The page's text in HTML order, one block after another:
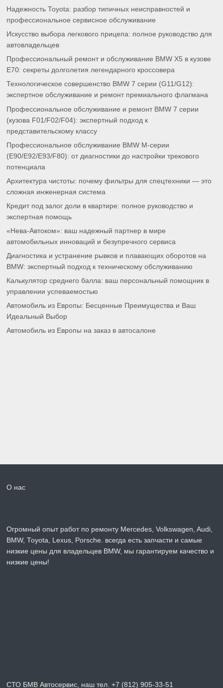
Надежность Toyota: разбор типичных неисправностей и
профессиональное сервисное обслуживание
Искусство выбора легкового прицепа: полное руководство для
автовладельцев
Профессиональный ремонт и обслуживание BMW X5 в кузове
E70: секреты долголетия легендарного кроссовера
Технологическое совершенство BMW 7 серии (G11/G12):
экспертное обслуживание и ремонт премиального флагмана
Профессиональное обслуживание и ремонт BMW 7 серии
(кузова F01/F02/F04): экспертный подход к
представительскому классу
Профессиональное обслуживание BMW M-серии
(E90/E92/E93/F80): от диагностики до настройки трекового
потенциала
Архитектура чистоты: почему фильтры для спецтехники — это
сложная инженерная система
Кредит под залог доли в квартире: полное руководство и
экспертная помощь
«Нева-Автоком»: ваш надежный партнер в мире
автомобильных инноваций и безупречного сервиса
Диагностика и устранение рывков и плавающих оборотов на
BMW: экспертный подход к техническому обслуживанию
Калькулятор среднего балла: ваш персональный помощник в
управлении успеваемостью
Автомобиль из Европы: Бесценные Преимущества и Ваш
Идеальный Выбор
Автомобиль из Европы на заказ в автосалоне
О нас
Огромный опыт работ по ремонту Mercedes, Volkswagen, Audi,
BMW, Toyota, Lexus, Porsche. всегда есть запчасти и самые
низкие цены для владельцев BMW, мы гарантируем качество и
низкие цены!
СТО БМВ Автосервис, наш тел. +7 (812) 905-33-51